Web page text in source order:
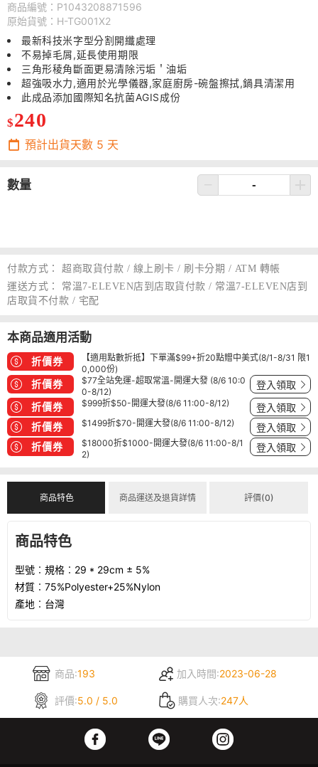
商品編號：P1043208871596
原始貨號：H-TG001X2
最新科技米字型分割開纖處理
不易掉毛屑,延長使用期限
三角形稜角斷面更易清除污垢＇油垢
超強吸水力,適用於光學儀器,家庭廚房-碗盤擦拭,鍋具清潔用
此成品添加國際知名抗菌AGIS成份
$240
預計出貨天數 5 天
數量
付款方式：
超商取貨付款 / 線上刷卡 / 刷卡分期 / ATM 轉帳
運送方式：
常溫7-ELEVEN店到店取貨付款 / 常溫7-ELEVEN店到
店取貨不付款 / 宅配
本商品適用活動
折價券
【適用點數折抵】下單滿$99+折20點贈中美式(8/1-8/31 限1
0,000份)
折價券
$77全站免運-超取常溫-開運大發 (8/6 10:0
0-8/12)
登入領取
折價券 $999折$50-開運大發(8/6 11:00-8/12) 登入領取
折價券 $1499折$70-開運大發(8/6 11:00-8/12) 登入領取
折價券
$18000折$1000-開運大發(8/6 11:00-8/1
2)
登入領取
商品特色 商品運送及退貨詳情 評價(0)
商品特色
型號︰規格︰29 * 29cm ± 5%
材質︰75%Polyester+25%Nylon
產地︰台灣
商品:193 加入時間:2023-06-28
評價:5.0 / 5.0 購買人次:247人